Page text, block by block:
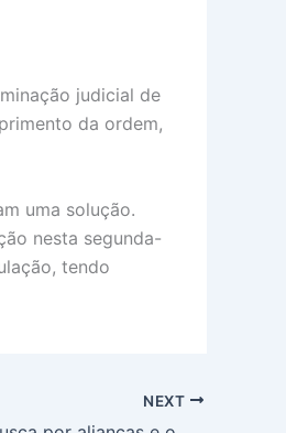
judicial de
da ordem,
uma solução.
nesta segunda-
tendo
NEXT